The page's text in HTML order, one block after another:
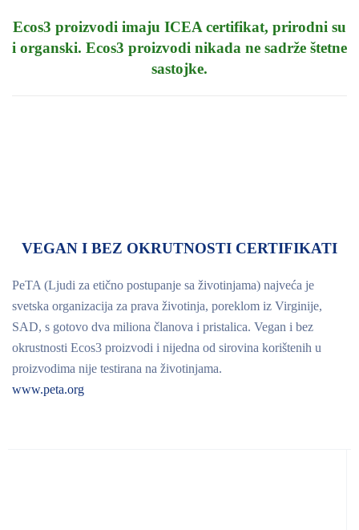
Ecos3 proizvodi imaju ICEA certifikat, prirodni su
i organski. Ecos3 proizvodi nikada ne sadrže štetne
sastojke.
VEGAN I BEZ OKRUTNOSTI CERTIFIKATI
PeTA (Ljudi za etično postupanje sa životinjama) najveća je
svetska organizacija za prava životinja, poreklom iz Virginije,
SAD, s gotovo dva miliona članova i pristalica. Vegan i bez
okrustnosti Ecos3 proizvodi i nijedna od sirovina korištenih u
proizvodima nije testirana na životinjama.
www.peta.org